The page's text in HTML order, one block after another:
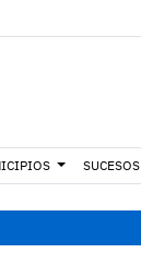
SUCESOS